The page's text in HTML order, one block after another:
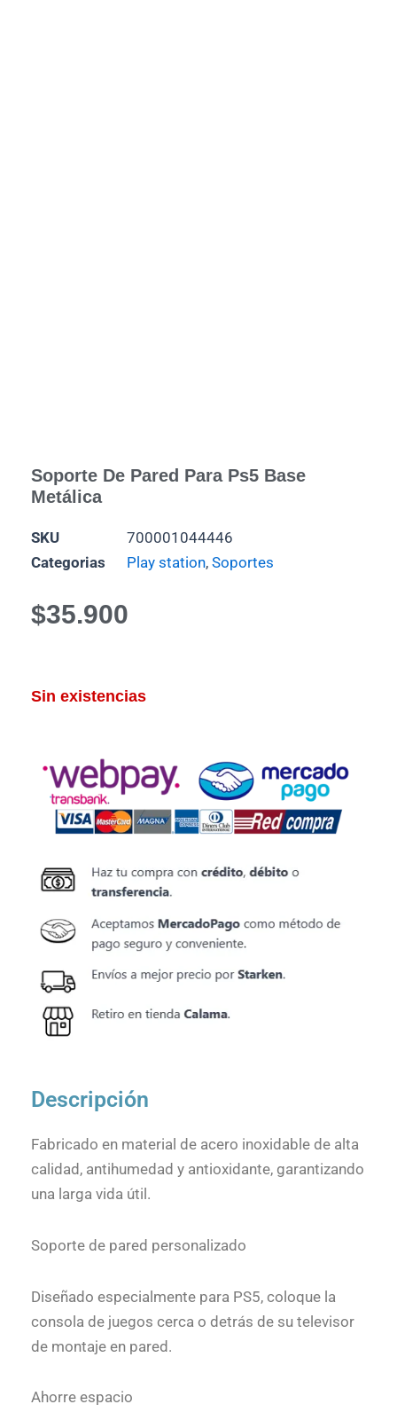
Soporte De Pared Para Ps5 Base
Metálica
SKU
700001044446
Categorias
Play station, Soportes
$35.900
Sin existencias
Descripción
Fabricado en material de acero inoxidable de alta
calidad, antihumedad y antioxidante, garantizando
una larga vida útil.
Soporte de pared personalizado
Diseñado especialmente para PS5, coloque la
consola de juegos cerca o detrás de su televisor
de montaje en pared.
Ahorre espacio